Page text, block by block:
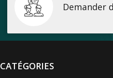
Demander
CATÉGORIES